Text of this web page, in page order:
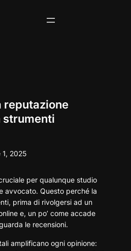
reputazione
strumenti
1, 2025
per qualunque studio
avvocato. Questo perché la
prima di rivolgersi ad un
e, un po’ come accade
le recensioni.
amplificano ogni opinione: